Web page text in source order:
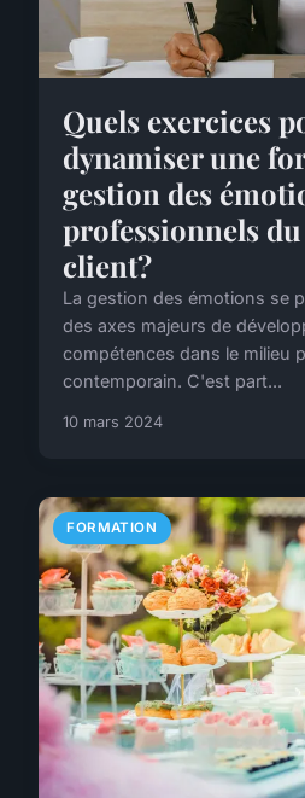
Quels exercices
dynamiser une
gestion des
professionnels
client?
La gestion des émotions se
des axes majeurs de
compétences dans le milieu
contemporain. C'est part...
10 mars 2024
FORMATION